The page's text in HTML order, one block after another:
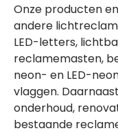
Onze producten
andere
LED-letters,
reclamemasten,
neon- en LED-
vlaggen.
onderhoud,
bestaande